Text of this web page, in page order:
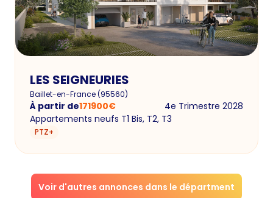
LES SEIGNEURIES
Baillet-en-France(95560)
À partir de171900€
4e Trimestre 2028
Appartements neufs T1 Bis, T2, T3
PTZ+
Voir d'autres annonces dans le départment